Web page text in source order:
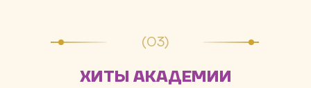
ХИТЫ АКАДЕМИИ
(03)